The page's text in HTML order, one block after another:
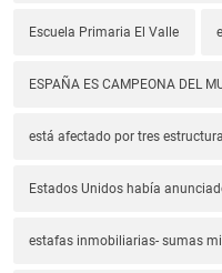
Escuela Primaria El Valle
ESPAÑA ES CAMPEONA DEL
está afectado por tres
Estados Unidos había
estafas inmobiliarias- sumas